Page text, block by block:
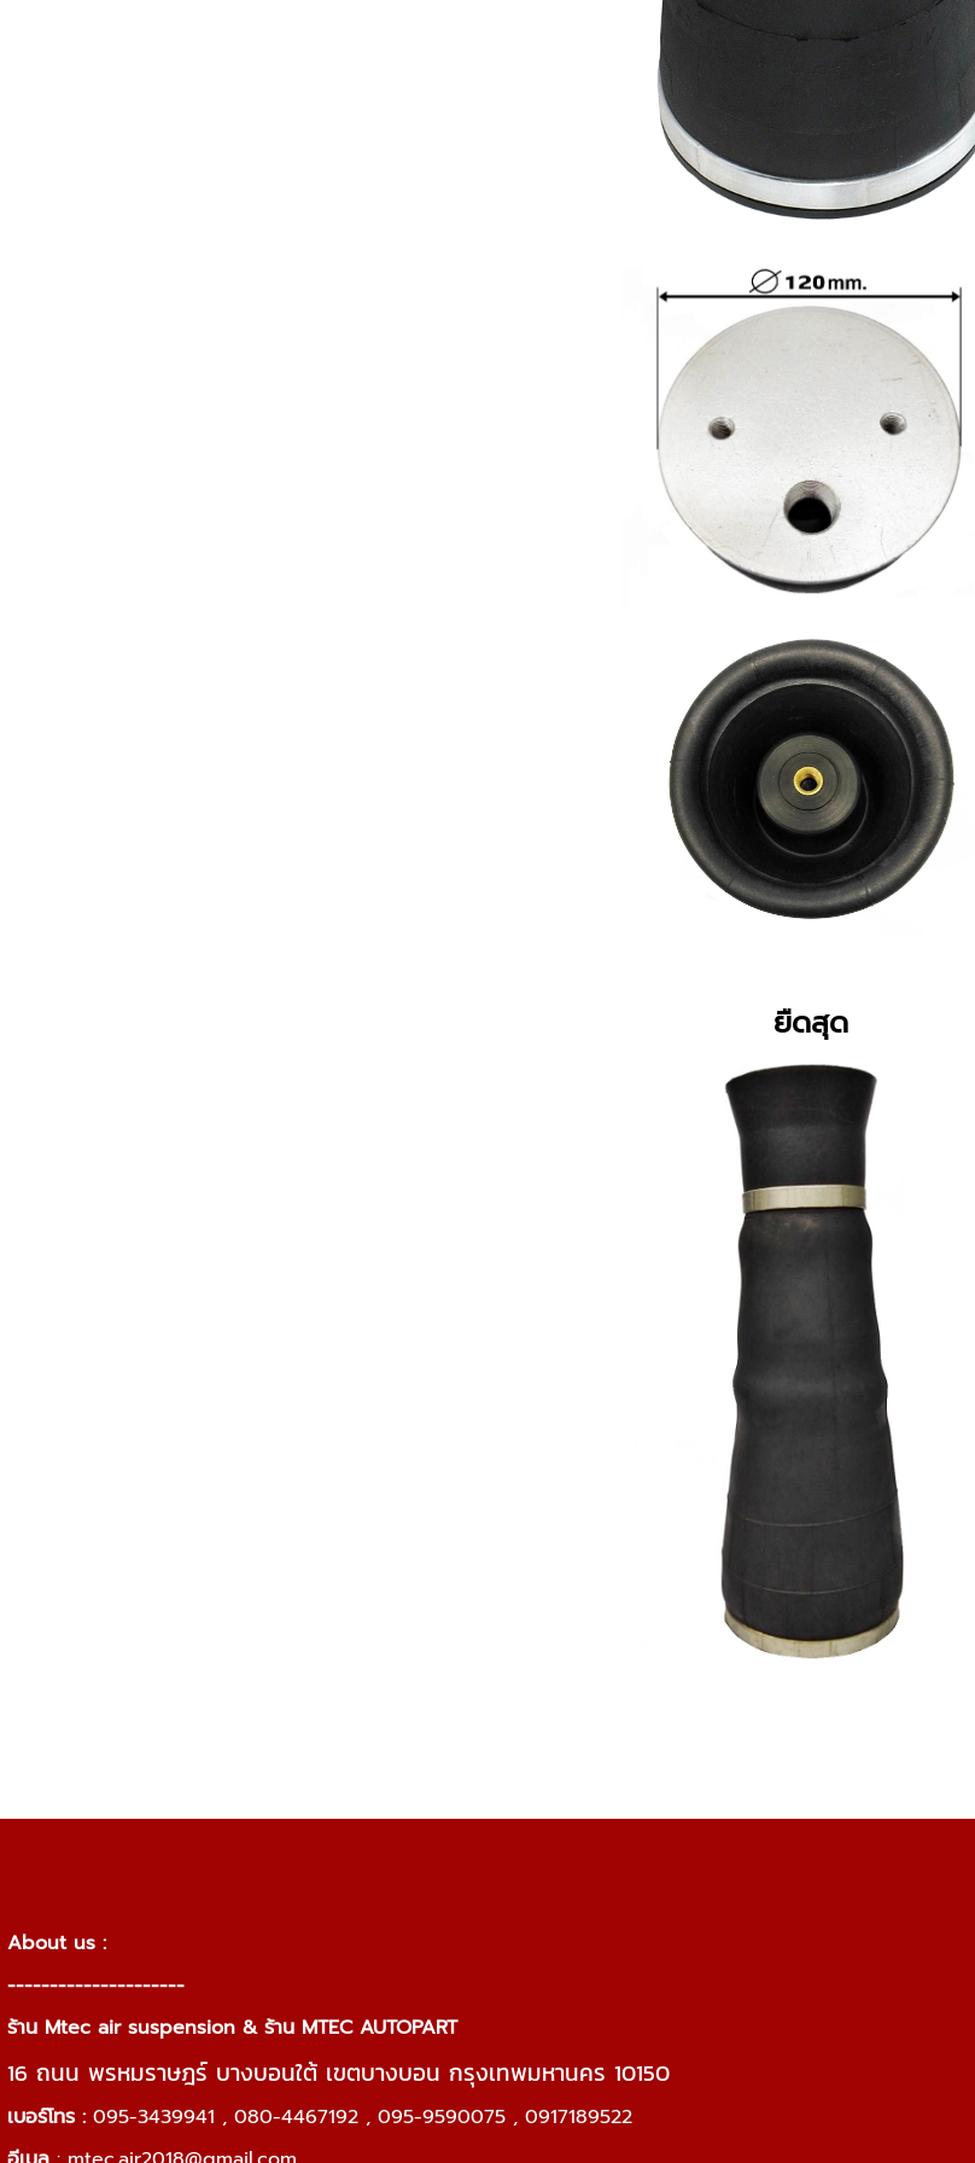
ยืดสุด
About us :
---------------------
ร้าน Mtec air suspension & ร้าน MTEC AUTOPART
16 ถนน พรหมราษฎร์ บางบอนใต้ เขตบางบอน กรุงเทพมหานคร 10150
เบอร์โทร : 095-3439941 , 080-4467192 , 095-9590075 , 0917189522